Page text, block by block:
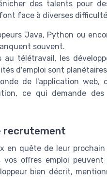
des talents pour
face à diverses
Java, Python ou
souvent.
télétravail, les
d'emploi sont
de l'application
ce qui demande
recrutement
en quête de leur
offres emploi
bien décrit,